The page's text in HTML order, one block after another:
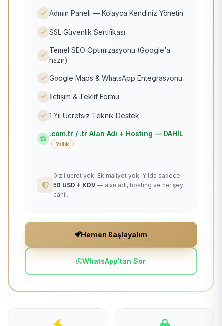
Admin Paneli — Kolayca Kendiniz Yönetin
SSL Güvenlik Sertifikası
Temel SEO Optimizasyonu (Google'a
hazır)
Google Maps & WhatsApp Entegrasyonu
İletişim & Teklif Formu
1 Yıl Ücretsiz Teknik Destek
.com.tr / .tr Alan Adı + Hosting — DAHİL
Yıllık
Gizli ücret yok. Ek maliyet yok. Yılda sadece
50 USD + KDV — alan adı, hosting ve her şey
dahil.
Hemen Başlayalım
WhatsApp'tan Sor